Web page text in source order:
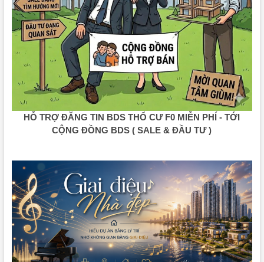
HỖ TRỢ ĐĂNG TIN BDS THỔ CƯ F0 MIỄN PHÍ - TỚI
CỘNG ĐỒNG BDS ( SALE & ĐẦU TƯ )